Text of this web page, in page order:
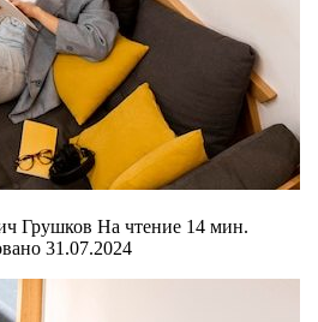
Грушков На чтение 14 мин.
31.07.2024